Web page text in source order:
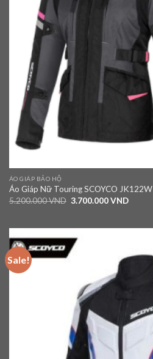
ÁO GIÁP BẢO HỘ
Áo Giáp Nữ Touring SCOYCO JK122W
5.200.000VND 3.700.000VND
Sale!